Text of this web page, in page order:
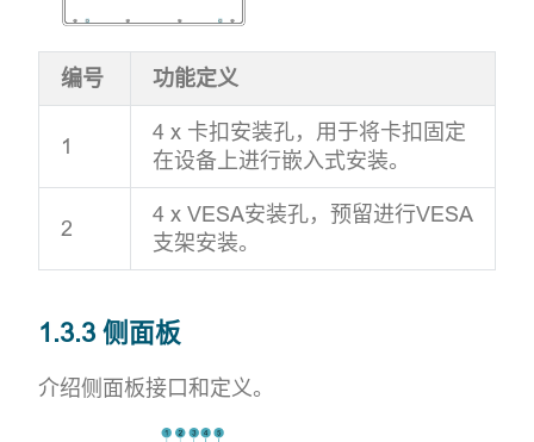
编号 功能定义
1
4 x 卡扣安装孔，用于将卡扣固定
在设备上进行嵌入式安装。
2
4 x VESA安装孔，预留进行VESA
支架安装。
1.3.3 侧面板
介绍侧面板接口和定义。